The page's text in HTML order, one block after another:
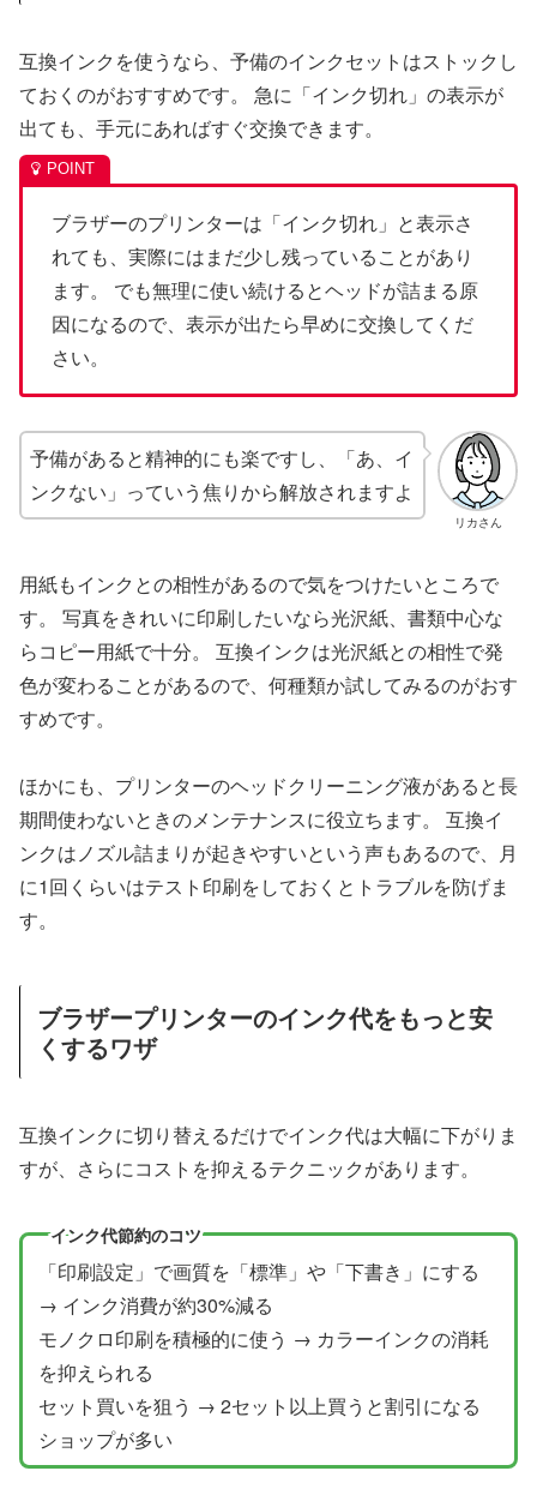
互換インクを使うなら、予備のインクセットはストックし
ておくのがおすすめです。 急に「インク切れ」の表示が
出ても、手元にあればすぐ交換できます。
ブラザーのプリンターは「インク切れ」と表示さ
れても、実際にはまだ少し残っていることがあり
ます。 でも無理に使い続けるとヘッドが詰まる原
因になるので、表示が出たら早めに交換してくだ
さい。
リカさん
予備があると精神的にも楽ですし、「あ、イ
ンクない」っていう焦りから解放されますよ
用紙もインクとの相性があるので気をつけたいところで
す。 写真をきれいに印刷したいなら光沢紙、書類中心な
らコピー用紙で十分。 互換インクは光沢紙との相性で発
色が変わることがあるので、何種類か試してみるのがおす
すめです。
ほかにも、プリンターのヘッドクリーニング液があると長
期間使わないときのメンテナンスに役立ちます。 互換イ
ンクはノズル詰まりが起きやすいという声もあるので、月
に1回くらいはテスト印刷をしておくとトラブルを防げま
す。
ブラザープリンターのインク代をもっと安
くするワザ
互換インクに切り替えるだけでインク代は大幅に下がりま
すが、さらにコストを抑えるテクニックがあります。
インク代節約のコツ
「印刷設定」で画質を「標準」や「下書き」にする
→ インク消費が約30%減る
モノクロ印刷を積極的に使う → カラーインクの消耗
を抑えられる
セット買いを狙う → 2セット以上買うと割引になる
ショップが多い